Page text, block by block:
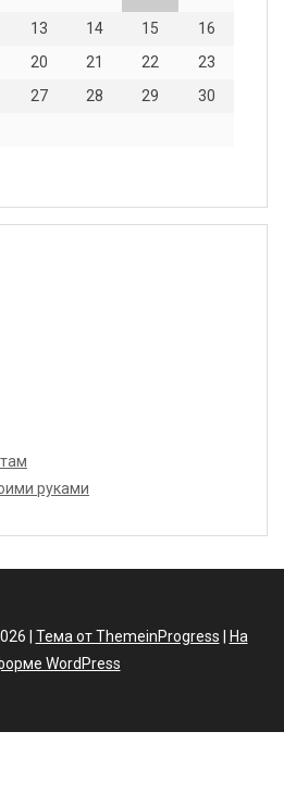
13 14 15
16
20 21 22
23
27 28 29
30
руками
| Тема от ThemeinProgress
На
WordPress